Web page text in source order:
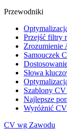
Przewodniki
Przejść filtry
Zrozumienie
Samouczek
Słowa
Szablony CV
Najlepsze
Wyróżnić CV
CV wg Zawodu